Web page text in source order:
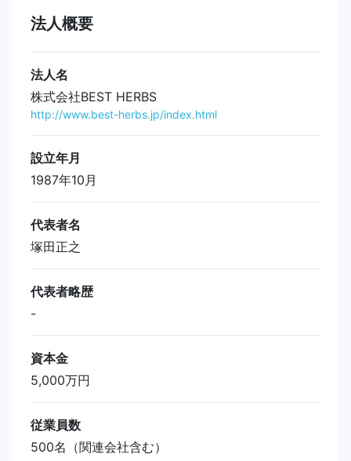
法人概要
法人名
株式会社BEST HERBS
http://www.best-herbs.jp/index.html
設立年月
1987年10月
代表者名
塚田正之
代表者略歴
-
資本金
5,000万円
従業員数
500名（関連会社含む）